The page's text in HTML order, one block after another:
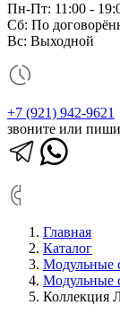
Пн-Пт: 11:00 -
Сб: По
Вс: Выходной
+7 (921) 942-9621
звоните или
Главная
Каталог
Модульные
Модульные
Коллекция